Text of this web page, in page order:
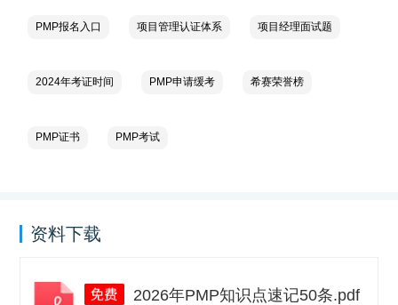
PMP报名入口 项目管理认证体系 项目经理面试题
2024年考证时间 PMP申请缓考 希赛荣誉榜
PMP证书 PMP考试
资料下载
2026年PMP知识点速记50条.pdf